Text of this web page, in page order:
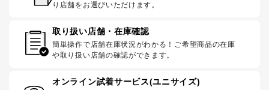
り店舗をお選びいただけます。
取り扱い店舗・在庫確認
簡単操作で店舗在庫状況がわかる！ご希望商品の在庫
や取り扱い店舗の確認ができます。
オンライン試着サービス(ユニサイズ)